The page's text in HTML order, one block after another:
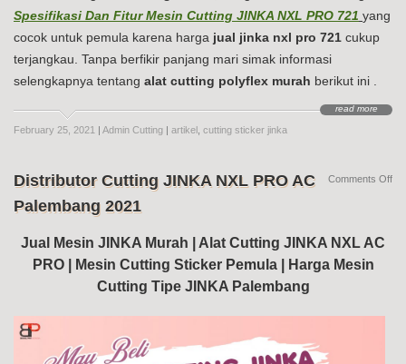
Spesifikasi Dan Fitur Mesin Cutting JINKA NXL PRO 721 yang
cocok untuk pemula karena harga jual jinka nxl pro 721 cukup
terjangkau. Tanpa berfikir panjang mari simak informasi
selengkapnya tentang alat cutting polyflex murah berikut ini .
read more
February 25, 2021 | Admin Cutting | artikel cutting sticker jinka
Distributor Cutting JINKA NXL PRO AC
Palembang 2021
Jual Mesin JINKA Murah | Alat Cutting JINKA NXL AC
PRO | Mesin Cutting Sticker Pemula | Harga Mesin
Cutting Tipe JINKA Palembang
Comments Offon